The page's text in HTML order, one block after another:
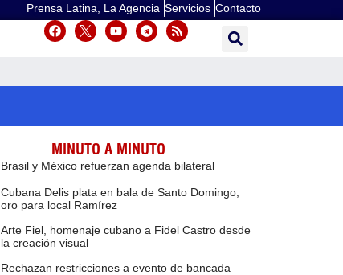
Prensa Latina, La Agencia Servicios Contacto
MINUTO A MINUTO
Brasil y México refuerzan agenda bilateral
Cubana Delis plata en bala de Santo Domingo,
oro para local Ramírez
Arte Fiel, homenaje cubano a Fidel Castro desde
la creación visual
Rechazan restricciones a evento de bancada